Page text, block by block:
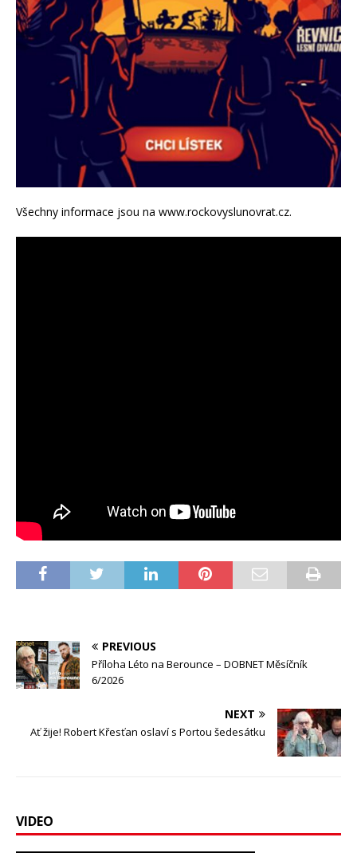
Všechny informace jsou na www.rockovyslunovrat.cz.
PREVIOUS
Příloha Léto na Berounce – DOBNET Měsíčník
6/2026
NEXT
Ať žije! Robert Křesťan oslaví s Portou šedesátku
VIDEO